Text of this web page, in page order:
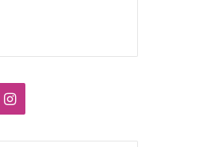
Instagram